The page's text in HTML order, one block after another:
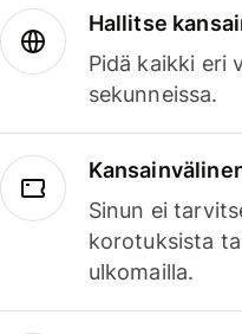
Hallitse
Pidä kaikki eri
sekunneissa.
Sinun ei
korotuksista
ulkomailla.